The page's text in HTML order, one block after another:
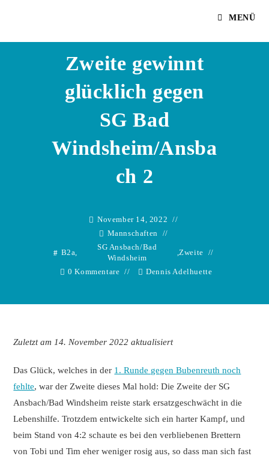
MENÜ
Zweite gewinnt
glücklich gegen
SG Bad
Windsheim/Ansba
ch 2
November 14, 2022
Mannschaften
B2a,
SG Ansbach/Bad
Windsheim
,Zweite
0 Kommentare Dennis Adelhuette
Zuletzt am 14. November 2022 aktualisiert
Das Glück, welches in der 1. Runde gegen Bubenreuth noch
fehlte, war der Zweite dieses Mal hold: Die Zweite der SG
Ansbach/Bad Windsheim reiste stark ersatzgeschwächt in die
Lebenshilfe. Trotzdem entwickelte sich ein harter Kampf, und
beim Stand von 4:2 schaute es bei den verbliebenen Brettern
von Tobi und Tim eher weniger rosig aus, so dass man sich fast